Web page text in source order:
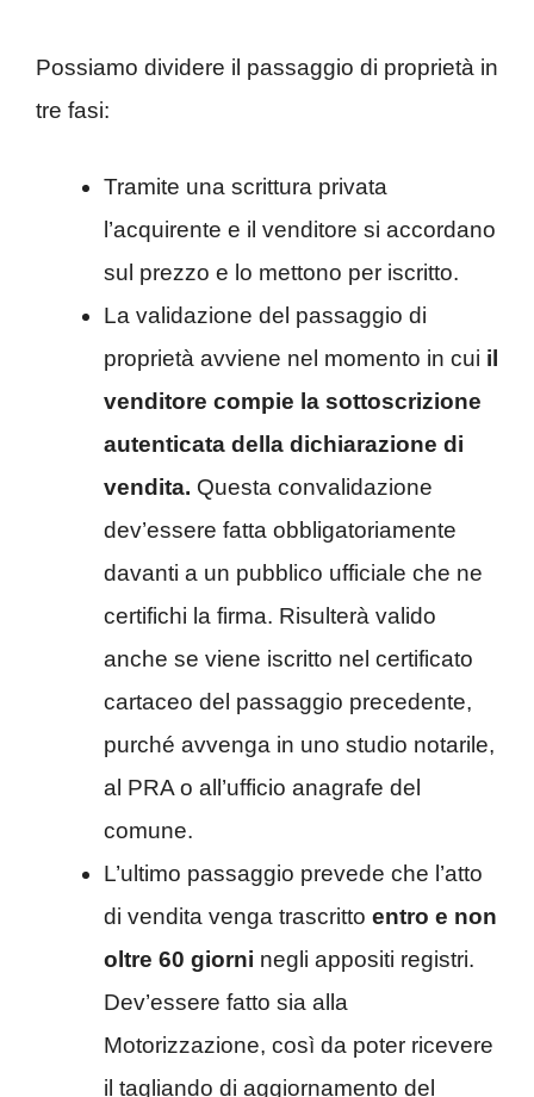
Possiamo dividere il passaggio di proprietà in
tre fasi:
Tramite una scrittura privata
l’acquirente e il venditore si accordano
sul prezzo e lo mettono per iscritto.
La validazione del passaggio di
proprietà avviene nel momento in cui il
venditore compie la sottoscrizione
autenticata della dichiarazione di
vendita. Questa convalidazione
dev’essere fatta obbligatoriamente
davanti a un pubblico ufficiale che ne
certifichi la firma. Risulterà valido
anche se viene iscritto nel certificato
cartaceo del passaggio precedente,
purché avvenga in uno studio notarile,
al PRA o all’ufficio anagrafe del
comune.
L’ultimo passaggio prevede che l’atto
di vendita venga trascritto entro e non
oltre 60 giorni negli appositi registri.
Dev’essere fatto sia alla
Motorizzazione, così da poter ricevere
il tagliando di aggiornamento del